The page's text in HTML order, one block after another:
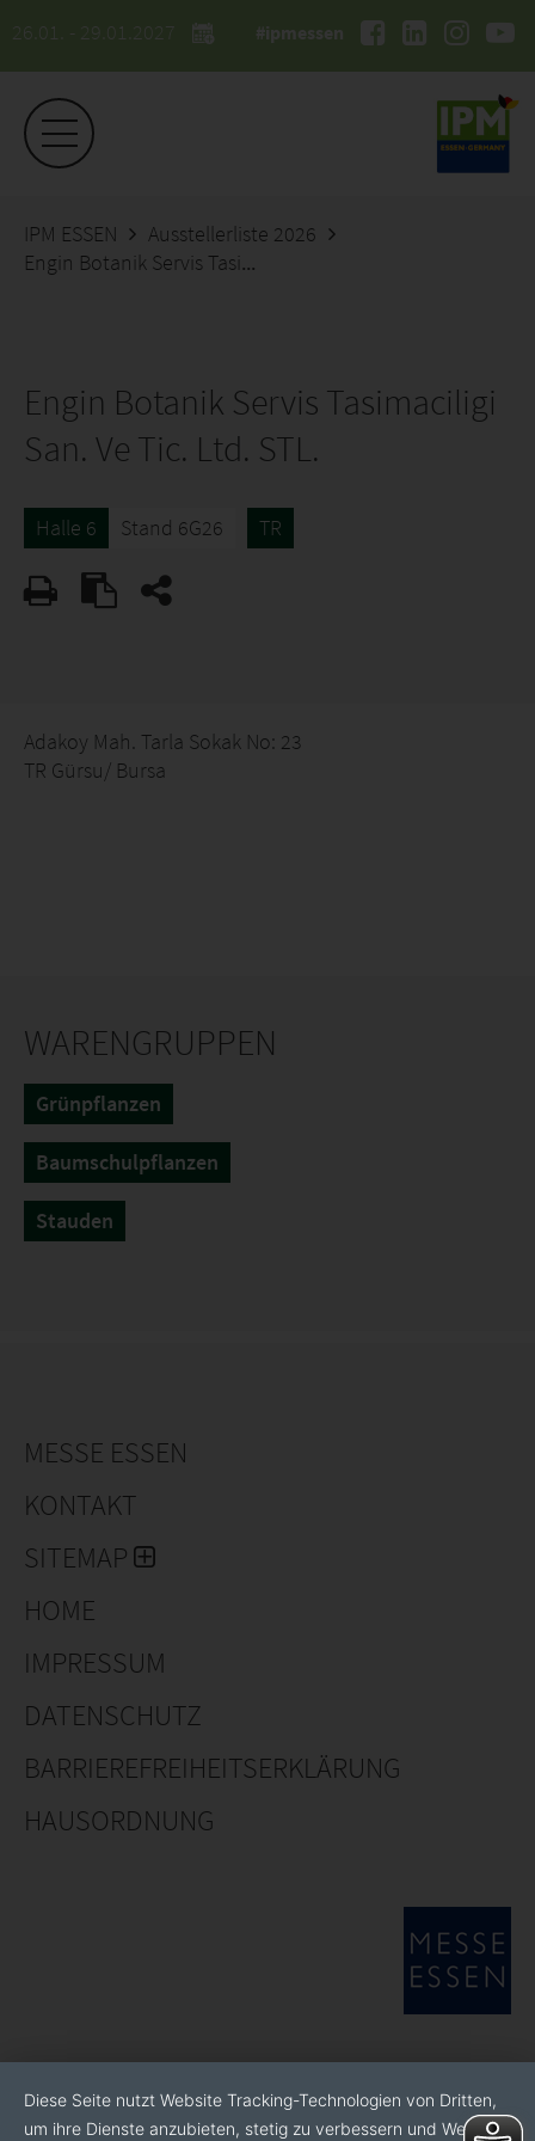
26.01. - 29.01.2027 #ipmessen
IPM ESSEN
Ausstellerliste 2026
Engin Botanik Servis Tasimaciligi San. Ve Tic. Ltd. STL.
Engin Botanik Servis Tasimaciligi
San. Ve Tic. Ltd. STL.
Halle 6 Stand 6G26 TR
Adakoy Mah. Tarla Sokak No: 23
TR Gürsu/ Bursa
WARENGRUPPEN
Grünpflanzen
Baumschulpflanzen
Stauden
MESSE ESSEN
KONTAKT
SITEMAP
HOME
IMPRESSUM
DATENSCHUTZ
BARRIEREFREIHEITSERKLÄRUNG
HAUSORDNUNG
Diese Seite nutzt Website Tracking-Technologien von Dritten,
um ihre Dienste anzubieten, stetig zu verbessern und Werbung